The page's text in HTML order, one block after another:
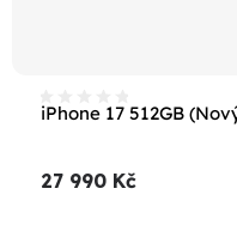
iPhone 17 512GB
27 990 Kč